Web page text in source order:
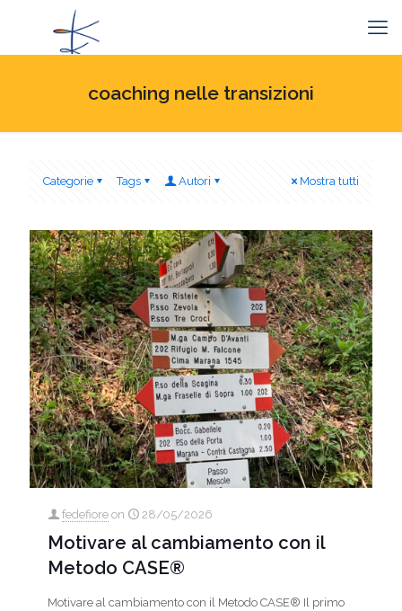
coaching nelle transizioni
Categorie Tags Autori Mostra tutti
fedefiore on 28/05/2026
Motivare al cambiamento con il
Metodo CASE®
Motivare al cambiamento con il Metodo CASE® Il primo